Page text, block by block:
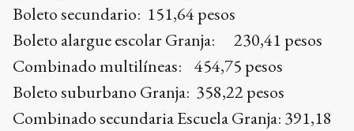
Boleto secundario: 151,64 pesos
Boleto alargue escolar Granja: 230,41 pesos
Combinado multilíneas: 454,75 pesos
Boleto suburbano Granja: 358,22 pesos
Combinado secundaria Escuela Granja: 391,18